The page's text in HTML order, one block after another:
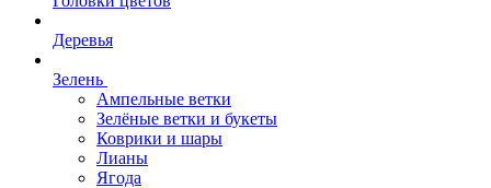
Деревья
Зелень
Ампельные ветки
Зелёные ветки и букеты
Коврики и шары
Лианы
Ягода